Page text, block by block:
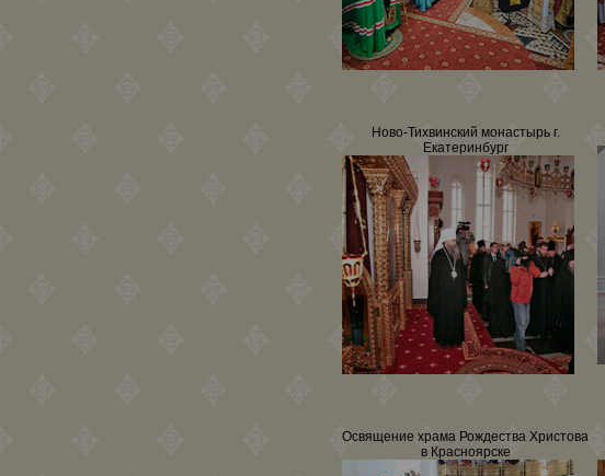
Ново-Тихвинский монастырь г.
Екатеринбург
Освящение храма Рождества Христова
в Красноярске